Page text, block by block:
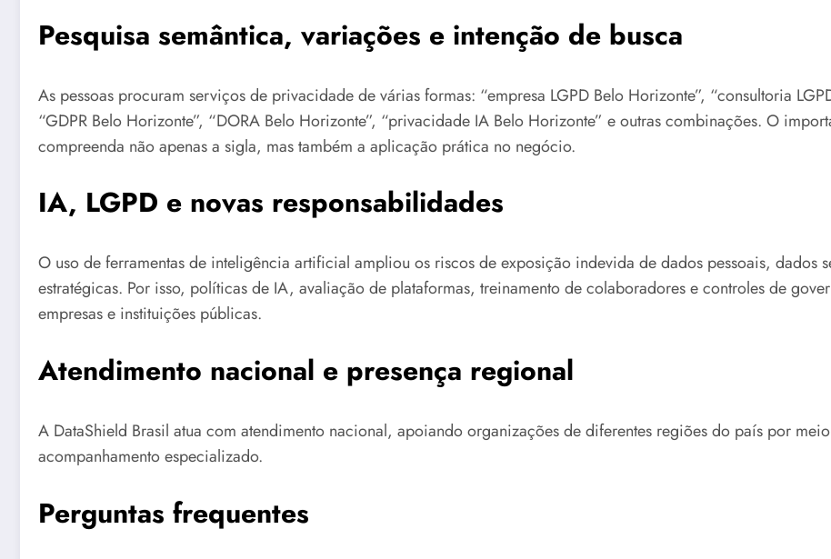
Pesquisa semântica, variações e intenção de busca
As pessoas procuram serviços de privacidade de várias formas: “empresa LGPD Belo Horizonte”, “consultoria
“GDPR Belo Horizonte”, “DORA Belo Horizonte”, “privacidade IA Belo Horizonte” e outras combinações. O
compreenda não apenas a sigla, mas também a aplicação prática no negócio.
IA, LGPD e novas responsabilidades
O uso de ferramentas de inteligência artificial ampliou os riscos de exposição indevida de dados pessoais, dados
estratégicas. Por isso, políticas de IA, avaliação de plataformas, treinamento de colaboradores e controles de
empresas e instituições públicas.
Atendimento nacional e presença regional
A DataShield Brasil atua com atendimento nacional, apoiando organizações de diferentes regiões do país por
acompanhamento especializado.
Perguntas frequentes